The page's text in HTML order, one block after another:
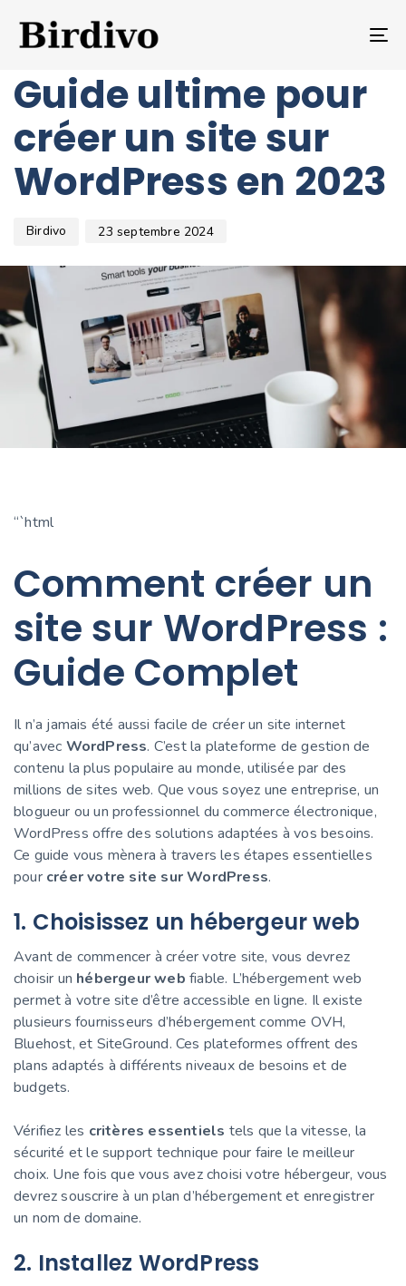
NON CLASSÉ
Guide ultime pour
créer un site sur
WordPress en 2023
Birdivo 23 septembre 2024
“`html
Comment créer un
site sur WordPress :
Guide Complet
Il n’a jamais été aussi facile de créer un site internet
qu’avec WordPress. C’est la plateforme de gestion de
contenu la plus populaire au monde, utilisée par des
millions de sites web. Que vous soyez une entreprise, un
blogueur ou un professionnel du commerce électronique,
WordPress offre des solutions adaptées à vos besoins.
Ce guide vous mènera à travers les étapes essentielles
pour créer votre site sur WordPress.
1. Choisissez un hébergeur web
Avant de commencer à créer votre site, vous devrez
choisir un hébergeur web fiable. L’hébergement web
permet à votre site d’être accessible en ligne. Il existe
plusieurs fournisseurs d’hébergement comme OVH,
Bluehost, et SiteGround. Ces plateformes offrent des
plans adaptés à différents niveaux de besoins et de
budgets.
Vérifiez les critères essentiels tels que la vitesse, la
sécurité et le support technique pour faire le meilleur
choix. Une fois que vous avez choisi votre hébergeur, vous
devrez souscrire à un plan d’hébergement et enregistrer
un nom de domaine.
2. Installez WordPress